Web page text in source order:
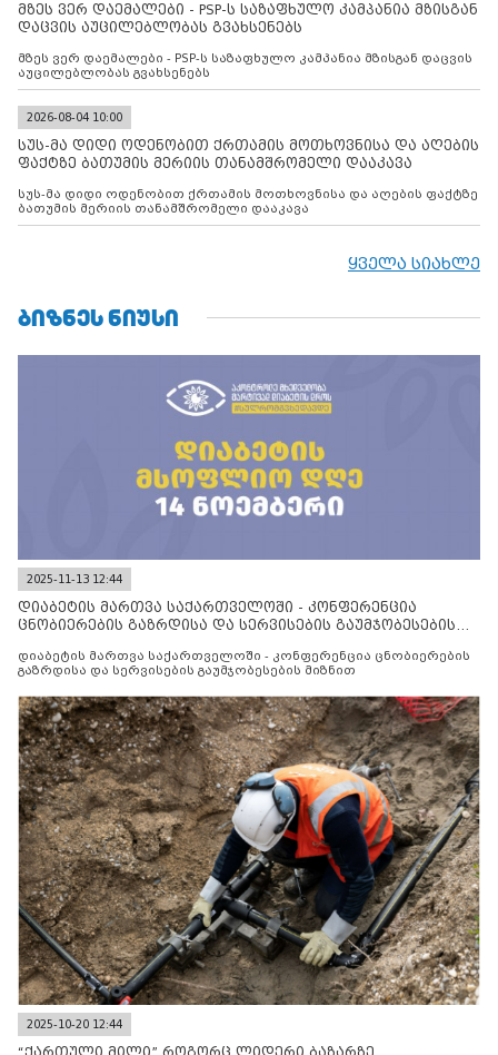
მზეს ვერ დაემალები - PSP-ს საზაფხულო კამპანია მზისგან
დაცვის აუცილებლობას გვახსენებს
მზეს ვერ დაემალები - PSP-ს საზაფხულო კამპანია მზისგან დაცვის
აუცილებლობას გვახსენებს
2026-08-04 10:00
სუს-მა დიდი ოდენობით ქრთამის მოთხოვნისა და აღების
ფაქტზე ბათუმის მერიის თანამშრომელი დააკავა
სუს-მა დიდი ოდენობით ქრთამის მოთხოვნისა და აღების ფაქტზე
ბათუმის მერიის თანამშრომელი დააკავა
ყველა სიახლე
ᲑᲘᲖᲜᲔᲡ ᲜᲘᲣᲡᲘ
2025-11-13 12:44
დიაბეტის მართვა საქართველოში - კონფერენცია
ცნობიერების გაზრდისა და სერვისების გაუმჯობესების
დიაბეტის მართვა საქართველოში - კონფერენცია ცნობიერების
გაზრდისა და სერვისების გაუმჯობესების მიზნით
2025-10-20 12:44